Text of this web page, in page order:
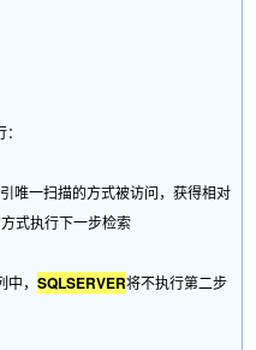
：
一扫描的方式被访问，获得相对
式执行下一步检索
中，SQLSERVER将不执行第二步